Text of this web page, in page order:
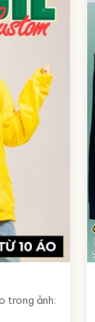
trong ảnh: